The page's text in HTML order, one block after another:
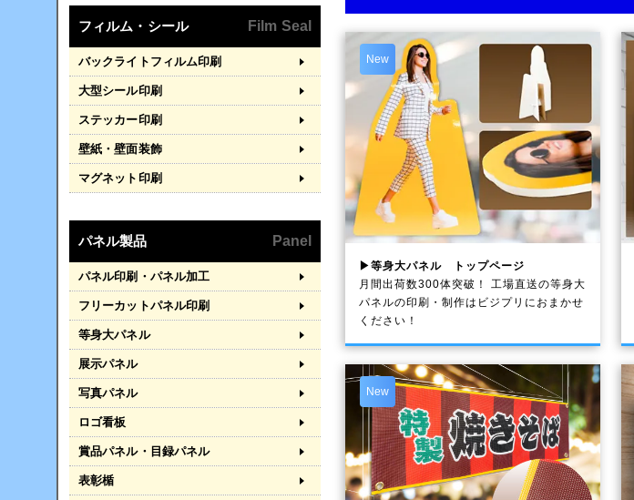
New
▶等身大パネル トップページ
月間出荷数300体突破！ 工場直送の等身大
パネルの印刷・制作は ビジプリ におまかせ
ください！
New
フィルム・シール Film Seal
バックライトフィルム印刷
大型シール印刷
ステッカー印刷
壁紙・壁面装飾
マグネット印刷
パネル製品 Panel
パネル印刷・パネル加工
フリーカットパネル印刷
等身大パネル
展示パネル
写真パネル
ロゴ看板
賞品パネル・目録パネル
表彰楯